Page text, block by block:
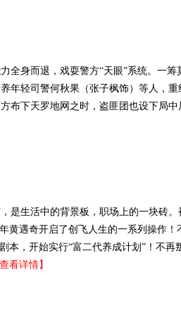
全身而退，戏耍警方“天眼”系统。一筹
年轻司警何秋果（张子枫饰）等人，重
布下天罗地网之时，盗匪团也设下局
是生活中的背景板，职场上的一块砖
黄遇奇开启了创飞人生的一系列操作！
本，开始实行“富二代养成计划”！不再
查看详情】